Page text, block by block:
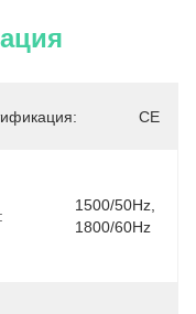
CE
1500/50Hz,
1800/60Hz